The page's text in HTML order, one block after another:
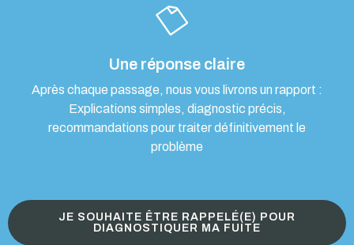
Une réponse claire
Après chaque passage, nous vous livrons un rapport :
Explications simples, diagnostic précis,
recommandations pour traiter définitivement le
problème
JE SOUHAITE ÊTRE RAPPELÉ(E) POUR
DIAGNOSTIQUER MA FUITE